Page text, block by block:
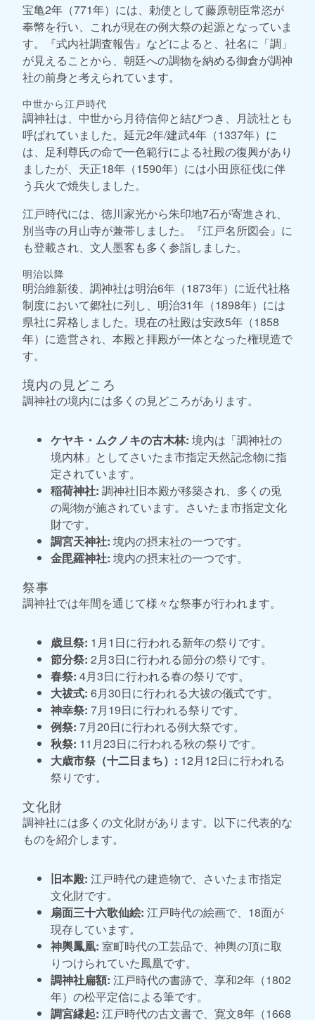
宝亀2年（771年）には、勅使として藤原朝臣常恣が
奉幣を行い、これが現在の例大祭の起源となっていま
す。『式内社調査報告』などによると、社名に「調」
が見えることから、朝廷への調物を納める御倉が調神
社の前身と考えられています。
中世から江戸時代
調神社は、中世から月待信仰と結びつき、月読社とも
呼ばれていました。延元2年/建武4年（1337年）に
は、足利尊氏の命で一色範行による社殿の復興があり
ましたが、天正18年（1590年）には小田原征伐に伴
う兵火で焼失しました。
江戸時代には、徳川家光から朱印地7石が寄進され、
別当寺の月山寺が兼帯しました。『江戸名所図会』に
も登載され、文人墨客も多く参詣しました。
明治以降
明治維新後、調神社は明治6年（1873年）に近代社格
制度において郷社に列し、明治31年（1898年）には
県社に昇格しました。現在の社殿は安政5年（1858
年）に造営され、本殿と拝殿が一体となった権現造で
す。
境内の見どころ
調神社の境内には多くの見どころがあります。
ケヤキ・ムクノキの古木林: 境内は「調神社の
境内林」としてさいたま市指定天然記念物に指
定されています。
稲荷神社: 調神社旧本殿が移築され、多くの兎
の彫物が施されています。さいたま市指定文化
財です。
調宮天神社: 境内の摂末社の一つです。
金毘羅神社: 境内の摂末社の一つです。
祭事
調神社では年間を通じて様々な祭事が行われます。
歳旦祭: 1月1日に行われる新年の祭りです。
節分祭: 2月3日に行われる節分の祭りです。
春祭: 4月3日に行われる春の祭りです。
大祓式: 6月30日に行われる大祓の儀式です。
神幸祭: 7月19日に行われる祭りです。
例祭: 7月20日に行われる例大祭です。
秋祭: 11月23日に行われる秋の祭りです。
大歳市祭（十二日まち）: 12月12日に行われる
祭りです。
文化財
調神社には多くの文化財があります。以下に代表的な
ものを紹介します。
旧本殿: 江戸時代の建造物で、さいたま市指定
文化財です。
扇面三十六歌仙絵: 江戸時代の絵画で、18面が
現存しています。
神輿鳳凰: 室町時代の工芸品で、神輿の頂に取
りつけられていた鳳凰です。
調神社扁額: 江戸時代の書跡で、享和2年（1802
年）の松平定信による筆です。
調宮縁起: 江戸時代の古文書で、寛文8年（1668